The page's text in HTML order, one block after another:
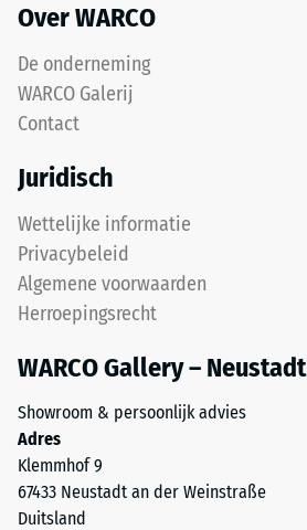
Over WARCO
De onderneming
WARCO Galerij
Contact
Juridisch
Wettelijke informatie
Privacybeleid
Algemene voorwaarden
Herroepingsrecht
WARCO Gallery – Neustadt
Showroom & persoonlijk advies
Adres
Klemmhof 9
67433 Neustadt an der Weinstraße
Duitsland